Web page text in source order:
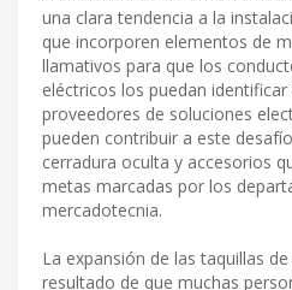
una clara tendencia a la
que incorporen elementos de
llamativos para que los
eléctricos los puedan
proveedores de soluciones
pueden contribuir a este
cerradura oculta y accesorios
metas marcadas por los
mercadotecnia.
La expansión de las taquillas
resultado de que muchas